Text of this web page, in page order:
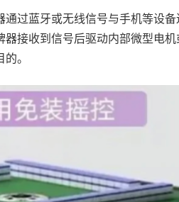
过蓝牙或无线信号与手机等设
接收到信号后驱动内部微型电
。